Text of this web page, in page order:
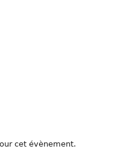
cet évènement.